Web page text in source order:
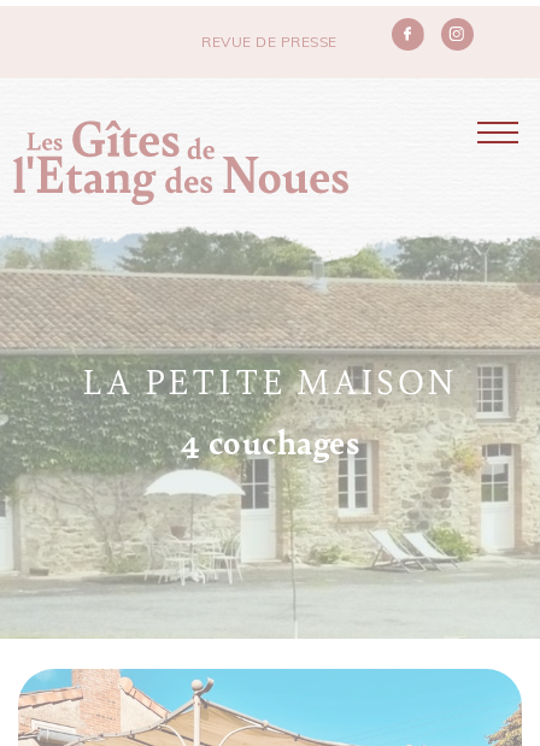
REVUE DE PRESSE
LA PETITE MAISON
4 couchages